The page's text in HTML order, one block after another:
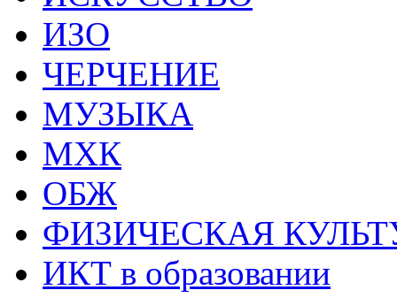
ИЗО
ЧЕРЧЕНИЕ
МУЗЫКА
МХК
ОБЖ
ФИЗИЧЕСКАЯ
ИКТ в образовании